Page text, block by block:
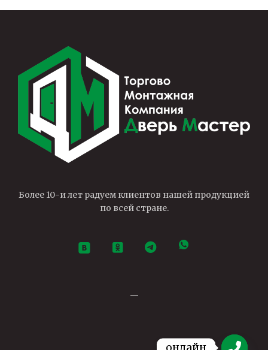
Более 10-и лет радуем клиентов нашей продукцией
по всей стране.
—
онлайн